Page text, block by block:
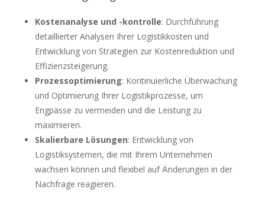
Kostenanalyse und -kontrolle: Durchführung
detaillierter Analysen Ihrer Logistikkosten und
Entwicklung von Strategien zur Kostenreduktion und
Effizienzsteigerung.
Prozessoptimierung: Kontinuierliche Überwachung
und Optimierung Ihrer Logistikprozesse, um
Engpässe zu vermeiden und die Leistung zu
maximieren.
Skalierbare Lösungen: Entwicklung von
Logistiksystemen, die mit Ihrem Unternehmen
wachsen können und flexibel auf Änderungen in der
Nachfrage reagieren.